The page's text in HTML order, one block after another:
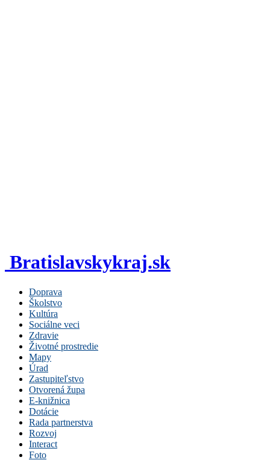
Bratislavskykraj.sk
Doprava
Školstvo
Kultúra
Sociálne veci
Zdravie
Životné prostredie
Mapy
Úrad
Zastupiteľstvo
Otvorená župa
E-knižnica
Dotácie
Rada partnerstva
Rozvoj
Interact
Foto